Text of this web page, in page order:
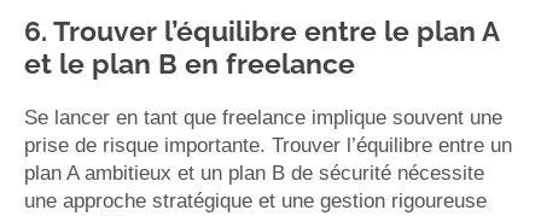
6. Trouver l’équilibre entre le plan A
et le plan B en freelance
Se lancer en tant que freelance implique souvent une
prise de risque importante. Trouver l’équilibre entre un
plan A ambitieux et un plan B de sécurité nécessite
une approche stratégique et une gestion rigoureuse